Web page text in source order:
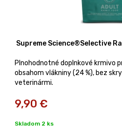
Supreme Science®Selective
Plnohodnotné doplnkové krmivo
obsahom vlákniny (24 %), bez
veterinármi.
9,90 €
Skladom 2 ks